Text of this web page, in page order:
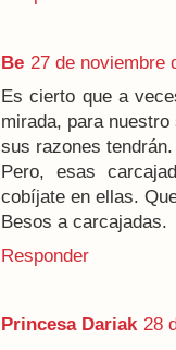
Be 27 de noviembre
Es cierto que a
mirada, para
sus razones tendrán.
Pero, esas
cobíjate en ellas.
Besos a carcajadas.
Responder
Princesa Dariak 28